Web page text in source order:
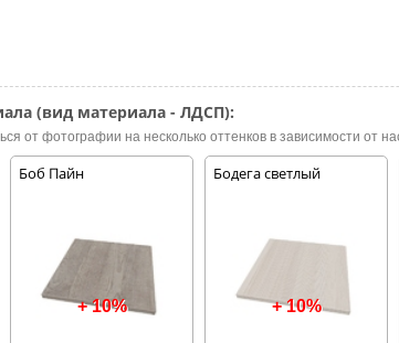
(вид материала - ЛДСП):
от фотографии на несколько оттенков в зависимости от
Боб Пайн
+ 10%
Бодега светлый
+ 10%